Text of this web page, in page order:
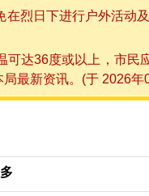
烈日下进行户外活动
达36度或以上，市民
最新资讯。(于 2026